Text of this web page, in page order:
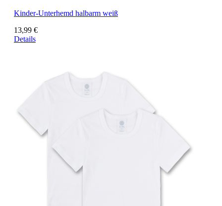
Kinder-Unterhemd halbarm weiß
13,99 €
Details